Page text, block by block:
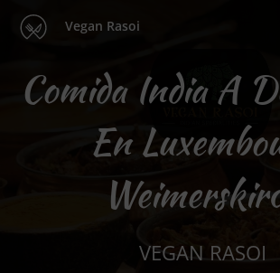
Vegan Rasoi
Comida India A
En
VEGAN RASOI